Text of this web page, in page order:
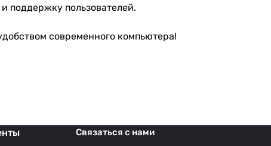
поддержку пользователей.
современного компьютера!
Связаться с нами